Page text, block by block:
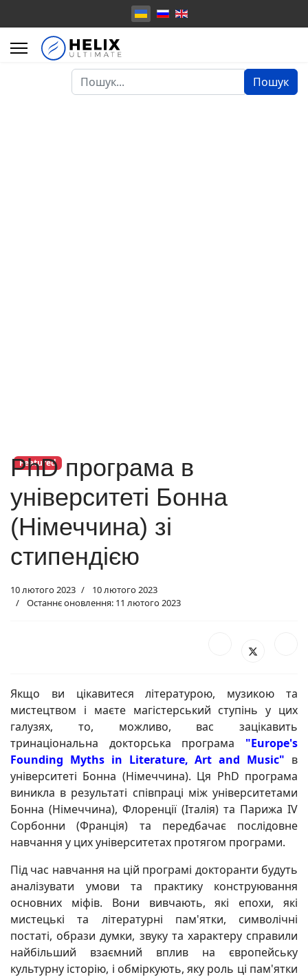
Пошук... Пошук
Featured
PhD програма в
університеті Бонна
(Німеччина) зі
стипендією
10 лютого 2023
10 лютого 2023
Останнє оновлення: 11 лютого 2023
Якщо ви цікавитеся літературою, музикою та
мистецтвом і маєте магістерський ступінь у цих
галузях, то, можливо, вас зацікавить
тринаціональна докторська програма "Europe's
Founding Myths in Literature, Art and Music" в
університеті Бонна (Німеччина). Ця PhD програма
виникла в результаті співпраці між університетами
Бонна (Німеччина), Флоренції (Італія) та Парижа IV
Сорбонни (Франція) та передбачає послідовне
навчання у цих університетах протягом програми.
Під час навчання на цій програмі докторанти будуть
аналізувати умови та практику конструювання
основних міфів. Вони вивчають, які епохи, які
мистецькі та літературні пам'ятки, символічні
постаті, образи думки, звуку та характеру справили
найбільший взаємний вплив на європейську
культурну історію, і обміркують, яку роль ці пам'ятки